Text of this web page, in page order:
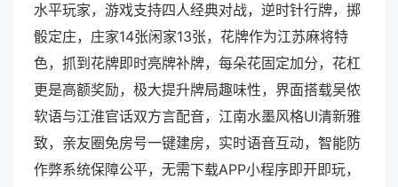
水平玩家，游戏支持四人经典对战，逆时针行牌，掷
骰定庄，庄家14张闲家13张，花牌作为江苏麻将特
色，抓到花牌即时亮牌补牌，每朵花固定加分，花杠
更是高额奖励，极大提升牌局趣味性，界面搭载吴侬
软语与江淮官话双方言配音，江南水墨风格UI清新雅
致，亲友圈免房号一键建房，实时语音互动，智能防
作弊系统保障公平，无需下载APP小程序即开即玩，